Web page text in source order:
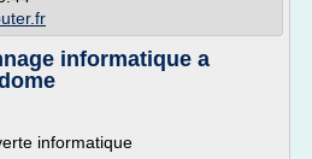
informatique a
informatique